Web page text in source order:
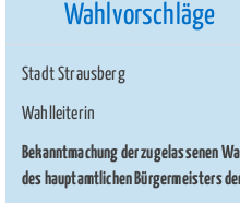
Wahlvorschläge
Stadt Strausberg
Wahlleiterin
Bekanntmachung der zugelassenen
des hauptamtlichen Bürgermeisters